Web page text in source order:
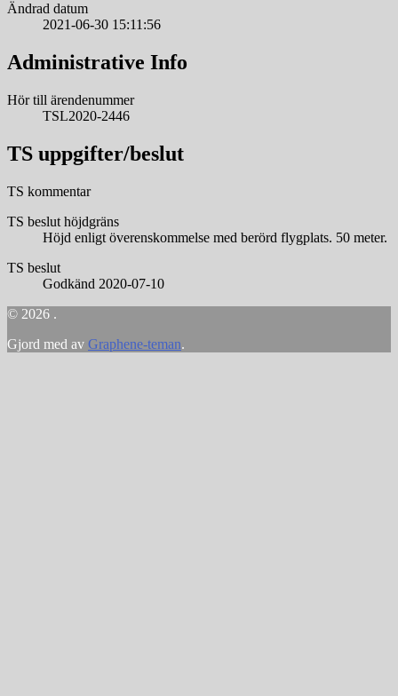
Ändrad datum
2021-06-30 15:11:56
Administrative Info
Hör till ärendenummer
TSL2020-2446
TS uppgifter/beslut
TS kommentar
TS beslut höjdgräns
Höjd enligt överenskommelse med berörd flygplats. 50 meter.
TS beslut
Godkänd 2020-07-10
© 2026 .
Gjord med av Graphene-teman.